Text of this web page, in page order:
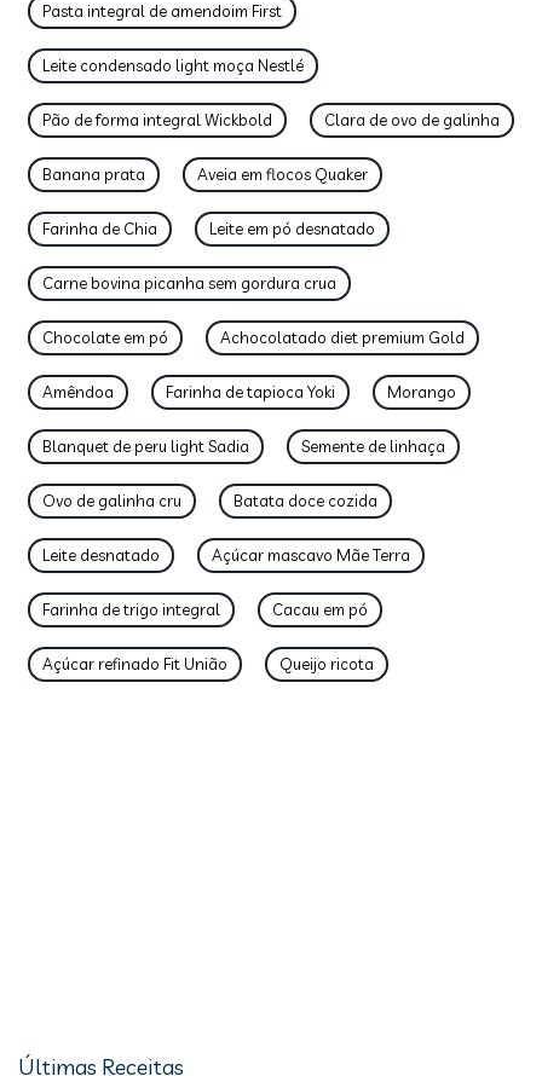
Pasta integral de amendoim First
Leite condensado light moça Nestlé
Pão de forma integral Wickbold Clara de ovo de galinha
Banana prata Aveia em flocos Quaker
Farinha de Chia Leite em pó desnatado
Carne bovina picanha sem gordura crua
Chocolate em pó Achocolatado diet premium Gold
Amêndoa Farinha de tapioca Yoki Morango
Blanquet de peru light Sadia Semente de linhaça
Ovo de galinha cru Batata doce cozida
Leite desnatado Açúcar mascavo Mãe Terra
Farinha de trigo integral Cacau em pó
Açúcar refinado Fit União Queijo ricota
Últimas Receitas